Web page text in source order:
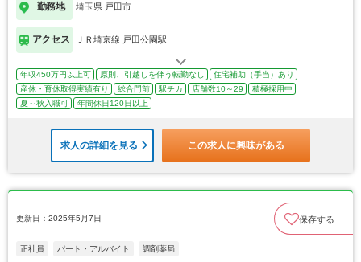
勤務地 埼玉県 戸田市
アクセス ＪＲ埼京線 戸田公園駅
年収450万円以上可 原則、引越しを伴う転勤なし
住宅補助（手当）あり
産休・育休取得実績有り
総合門前 駅チカ 店舗数10～29
積極採用中
夏～秋入職可
年間休日120日以上
求人の詳細を見る この求人に興味がある
更新日：2025年5月7日 保存する
正社員 パート・アルバイト 調剤薬局